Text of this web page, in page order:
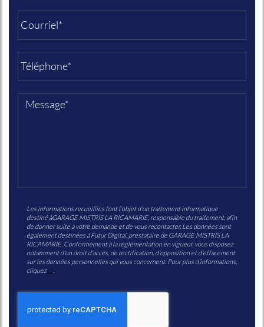
Les informations recueillies font l’objet d’un traitement informatique
destiné àGARAGE MISTRIS LA RICAMARIE, responsable du traitement, afin
de donner suite à votre demande et de vous recontacter. Les données sont
également destinées à Futur Digital, prestataire de GARAGE MISTRIS LA
RICAMARIE. Conformément à la réglementation en vigueur, vous disposez
notamment d'un droit d'accès, de rectification, d'opposition et d'effacement
sur les données personnelles qui vous concernent. Pour plus d’informations,
cliquezici.